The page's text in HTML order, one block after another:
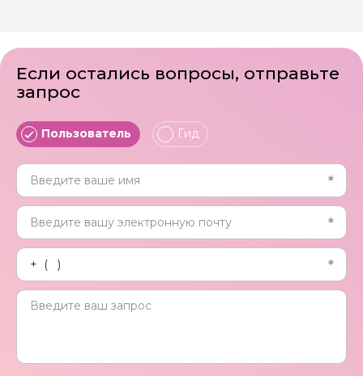
Если остались вопросы, отправьте
запрос
Пользователь Гид